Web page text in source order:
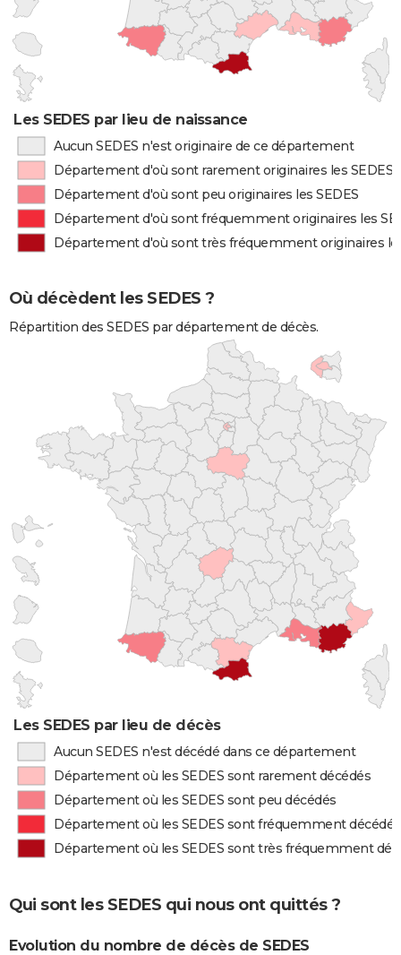
Les SEDES par lieu de naissance
Aucun SEDES n'est originaire de ce département
Département d'où sont rarement originaires les SEDES
Département d'où sont peu originaires les SEDES
Département d'où sont fréquemment originaires les
Département d'où sont très fréquemment originaires
Où décèdent les SEDES ?
Répartition des SEDES par département de décès.
Les SEDES par lieu de décès
Aucun SEDES n'est décédé dans ce département
Département où les SEDES sont rarement décédés
Département où les SEDES sont peu décédés
Département où les SEDES sont fréquemment décédés
Département où les SEDES sont très fréquemment
Qui sont les SEDES qui nous ont quittés ?
Evolution du nombre de décès de SEDES